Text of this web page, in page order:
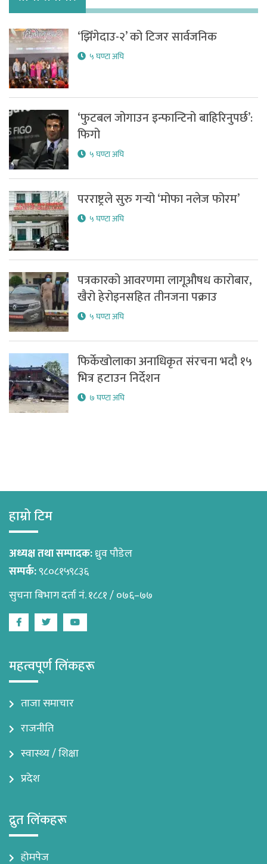
‘झिँगेदाउ-२’ को टिजर सार्वजनिक
५ घण्टा अघि
‘फुटबल जोगाउन इन्फान्टिनो बाहिरिनुपर्छ’:
फिगो
५ घण्टा अघि
परराष्ट्रले सुरु गर्‍यो ‘मोफा नलेज फोरम’
५ घण्टा अघि
पत्रकारको आवरणमा लागूऔषध कारोबार,
खैरो हेरोइनसहित तीनजना पक्राउ
५ घण्टा अघि
फिर्केखोलाका अनाधिकृत संरचना भदौ १५
भित्र हटाउन निर्देशन
७ घण्टा अघि
हाम्रो टिम
अध्यक्ष तथा सम्पादक:ध्रुव पौडेल
सम्पर्क:९८०८१५९८३६
सुचना बिभाग दर्ता नं. १८८१ / ०७६–७७
FacebookTwitterYoutube
महत्वपूर्ण लिंकहरू
ताजा समाचार
राजनीति
स्वास्थ्य / शिक्षा
प्रदेश
द्रुत लिंकहरू
होमपेज